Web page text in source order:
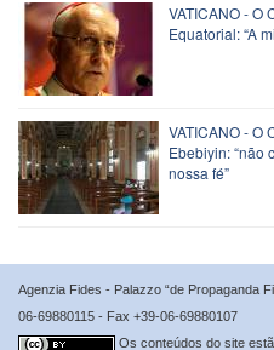
VATICANO - O
Equatorial: “A
VATICANO - O
Ebebiyin: “não
nossa fé”
Agenzia Fides - Palazzo “de Propaganda
06-69880115 - Fax +39-06-69880107
Os conteúdos do site